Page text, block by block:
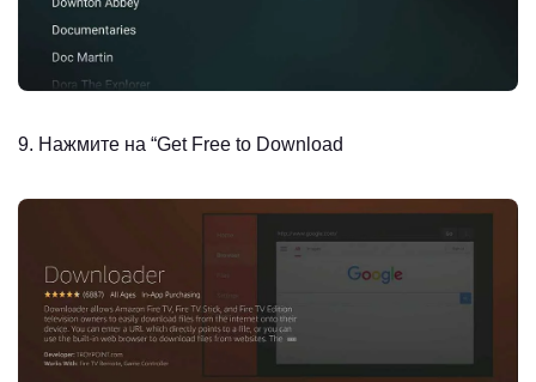
9. Нажмите на “Get Free to Download